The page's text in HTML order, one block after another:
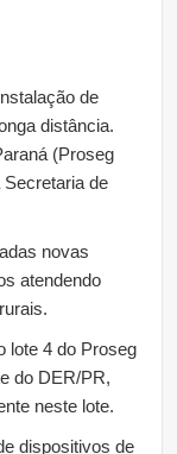
de
distância.
(Proseg
de
novas
atendendo
lote 4 do Proseg
do DER/PR,
neste lote.
dispositivos de